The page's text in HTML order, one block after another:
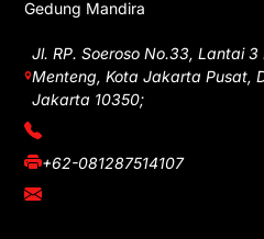
Gedung Mandira
Jl. RP. Soeroso No.33, Lantai 3
Menteng, Kota Jakarta Pusat,
Jakarta 10350;
(021) 3908026
+62-081287514107
adm@iawnews.com